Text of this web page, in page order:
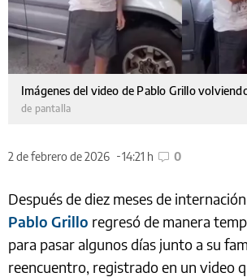
Imágenes del video de Pablo Grillo
de pantalla
2 de febrero de 2026 14:21 h 0
Después de diez meses de
Pablo Grillo regresó de manera
para pasar algunos días junto a su
reencuentro, registrado en un video